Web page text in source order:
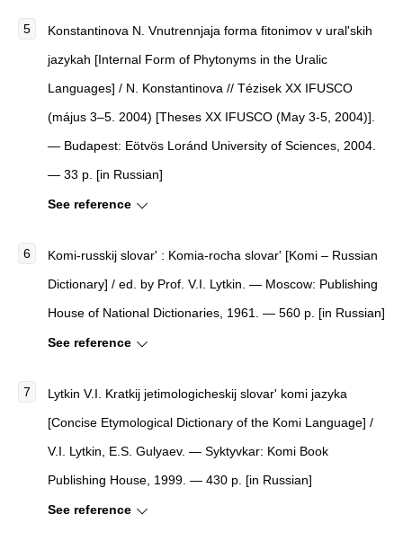
Konstantinova N. Vnutrennjaja forma fitonimov v ural'skih
jazykah [Internal Form of Phytonyms in the Uralic
Languages] / N. Konstantinova // Tézisek XX IFUSCO
(május 3–5. 2004) [Theses XX IFUSCO (May 3-5, 2004)].
— Budapest: Eötvös Loránd University of Sciences, 2004.
— 33 p. [in Russian]
See reference
Komi-russkij slovar' : Komia-rocha slovar' [Komi – Russian
Dictionary] / ed. by Prof. V.I. Lytkin. — Moscow: Publishing
House of National Dictionaries, 1961. — 560 p. [in Russian]
See reference
Lytkin V.I. Kratkij jetimologicheskij slovar' komi jazyka
[Concise Etymological Dictionary of the Komi Language] /
V.I. Lytkin, E.S. Gulyaev. — Syktyvkar: Komi Book
Publishing House, 1999. — 430 p. [in Russian]
See reference